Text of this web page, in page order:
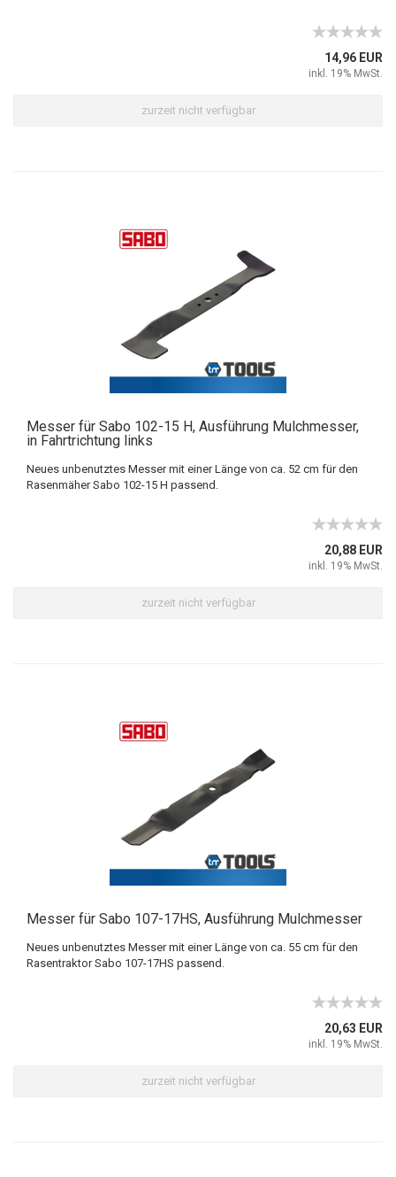
14,96 EUR
inkl. 19% MwSt.
zurzeit nicht verfügbar
Messer für Sabo 102-15 H, Ausführung Mulchmesser,
in Fahrtrichtung links
Neues unbenutztes Messer mit einer Länge von ca. 52 cm für den
Rasenmäher Sabo 102-15 H passend.
20,88 EUR
inkl. 19% MwSt.
zurzeit nicht verfügbar
Messer für Sabo 107-17HS, Ausführung Mulchmesser
Neues unbenutztes Messer mit einer Länge von ca. 55 cm für den
Rasentraktor Sabo 107-17HS passend.
20,63 EUR
inkl. 19% MwSt.
zurzeit nicht verfügbar